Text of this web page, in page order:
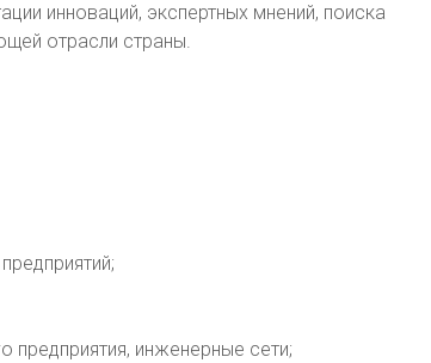
инноваций, экспертных мнений, поиска
отрасли страны.
предприятия, инженерные сети;